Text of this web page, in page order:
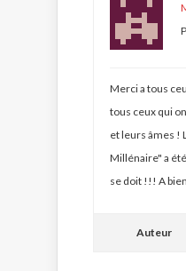
Merci a tous
tous ceux qui
et leurs âmes !
Millénaire" a
se doit !!! A
Auteur